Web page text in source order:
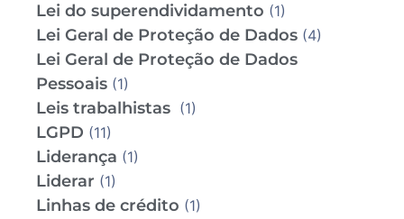
Lei do superendividamento (1)
Lei Geral de Proteção de Dados (4)
Lei Geral de Proteção de Dados
Pessoais (1)
Leis trabalhistas (1)
LGPD (11)
Liderança (1)
Liderar (1)
Linhas de crédito (1)